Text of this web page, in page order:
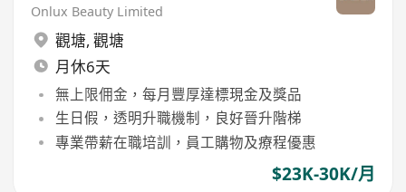
Onlux Beauty Limited
觀塘, 觀塘
月休6天
無上限佣金，每月豐厚達標現金及獎品
生日假，透明升職機制，良好晉升階梯
專業帶薪在職培訓，員工購物及療程優惠
$23K-30K/月